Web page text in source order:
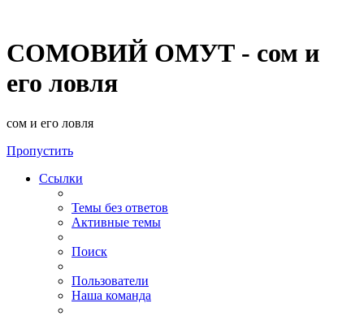
СОМОВИЙ ОМУТ - сом и
его ловля
сом и его ловля
Пропустить
Ссылки
Темы без ответов
Активные темы
Поиск
Пользователи
Наша команда